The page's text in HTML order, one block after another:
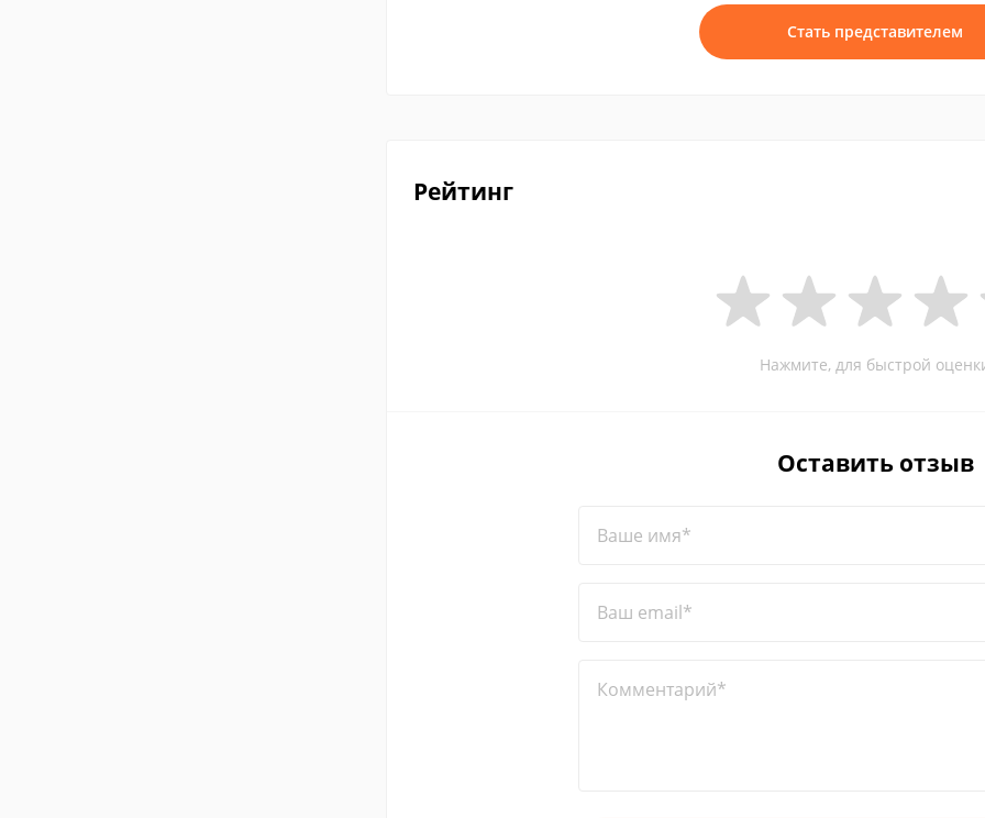
Стать представителем
Рейтинг
Нажмите, для быстрой
Оставить отзыв
Ваше имя*
Ваш email*
Комментарий*